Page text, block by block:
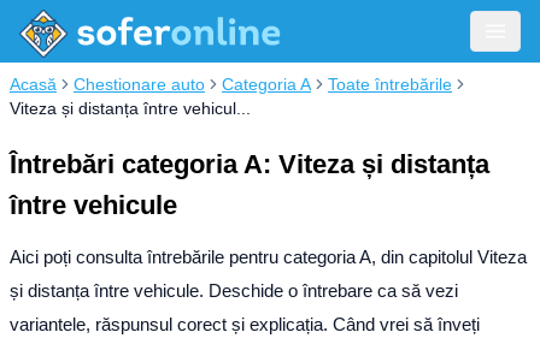
Acasă Chestionare auto Categoria A
Toate întrebările
Viteza și distanța între vehicul...
Întrebări categoria A: Viteza și distanța
între vehicule
Aici poți consulta întrebările pentru categoria A, din capitolul Viteza
și distanța între vehicule. Deschide o întrebare ca să vezi
variantele, răspunsul corect și explicația. Când vrei să înveți